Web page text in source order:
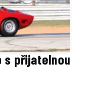
s přijatelnou